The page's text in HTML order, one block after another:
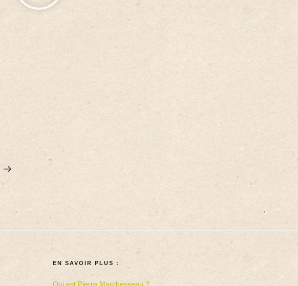
EN SAVOIR PLUS :
Qui est Pierre Marchesseau ?